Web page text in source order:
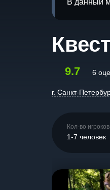
В данный
9.7 6
г. Санкт-
Кол-во игроков
1-7 человек